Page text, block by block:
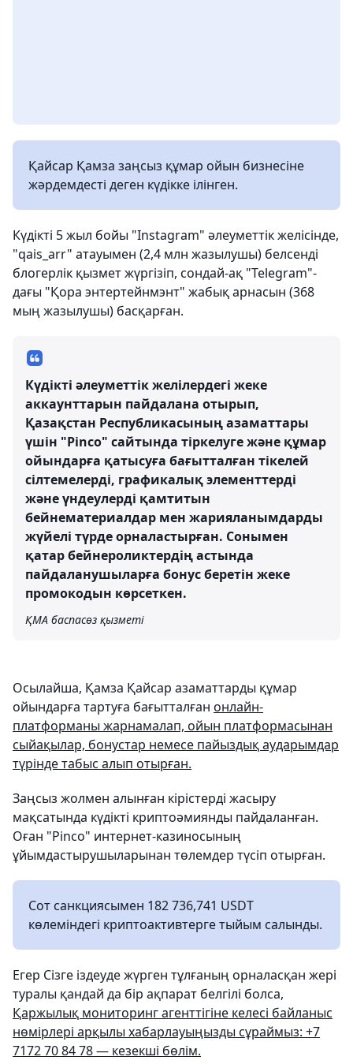
Қайсар Қамза заңсыз құмар ойын бизнесіне
жәрдемдесті деген күдікке ілінген.
Күдікті 5 жыл бойы "Instagram" әлеуметтік желісінде,
"qais_arr" атауымен (2,4 млн жазылушы) белсенді
блогерлік қызмет жүргізіп, сондай-ақ "Telegram"-
дағы "Қора энтертейнмэнт" жабық арнасын (368
мың жазылушы) басқарған.
Күдікті әлеуметтік желілердегі жеке
аккаунттарын пайдалана отырып,
Қазақстан Республикасының азаматтары
үшін "Pinco" сайтында тіркелуге және құмар
ойындарға қатысуға бағытталған тікелей
сілтемелерді, графикалық элементтерді
және үндеулерді қамтитын
бейнематериалдар мен жарияланымдарды
жүйелі түрде орналастырған. Сонымен
қатар бейнероликтердің астында
пайдаланушыларға бонус беретін жеке
промокодын көрсеткен.
ҚМА баспасөз қызметі
Осылайша, Қамза Қайсар азаматтарды құмар
ойындарға тартуға бағытталған онлайн-
платформаны жарнамалап, ойын платформасынан
сыйақылар, бонустар немесе пайыздық аударымдар
түрінде табыс алып отырған.
Заңсыз жолмен алынған кірістерді жасыру
мақсатында күдікті криптоәмиянды пайдаланған.
Оған "Pinco" интернет-казиносының
ұйымдастырушыларынан төлемдер түсіп отырған.
Сот санкциясымен 182 736,741 USDT
көлеміндегі криптоактивтерге тыйым салынды.
Егер Сізге іздеуде жүрген тұлғаның орналасқан жері
туралы қандай да бір ақпарат белгілі болса,
Қаржылық мониторинг агенттігіне келесі байланыс
нөмірлері арқылы хабарлауыңызды сұраймыз: +7
7172 70 84 78 — кезекші бөлім.